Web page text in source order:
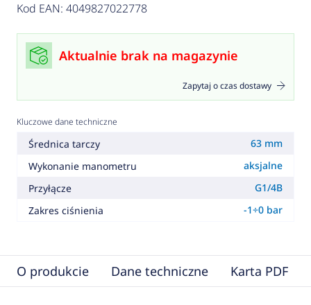
Kod EAN: 4049827022778
Aktualnie brak na magazynie
Zapytaj o czas dostawy
Kluczowe dane techniczne
Średnica tarczy
63 mm
Wykonanie manometru
aksjalne
Przyłącze
G1/4B
Zakres ciśnienia
-1÷0 bar
O produkcie Dane techniczne Karta PDF